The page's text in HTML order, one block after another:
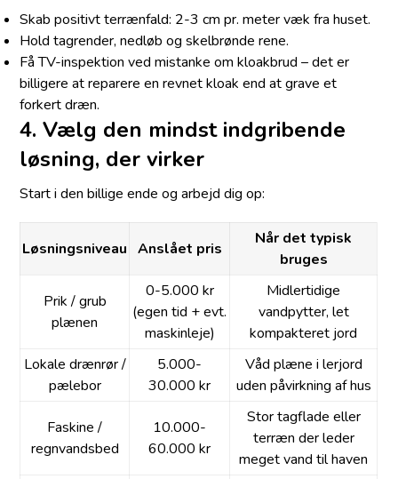
Skab positivt terrænfald: 2-3 cm pr. meter væk fra huset.
Hold tagrender, nedløb og skelbrønde rene.
Få TV-inspektion ved mistanke om kloakbrud – det er
billigere at reparere en revnet kloak end at grave et
forkert dræn.
4. Vælg den mindst indgribende
løsning, der virker
Start i den billige ende og arbejd dig op:
Løsningsniveau Anslået pris
Når det typisk
bruges
Prik / grub
plænen
0-5.000 kr
(egen tid + evt.
maskinleje)
Midlertidige
vandpytter, let
kompakteret jord
Lokale drænrør /
pælebor
5.000-
30.000 kr
Våd plæne i lerjord
uden påvirkning af hus
Faskine /
regnvandsbed
10.000-
60.000 kr
Stor tagflade eller
terræn der leder
meget vand til haven